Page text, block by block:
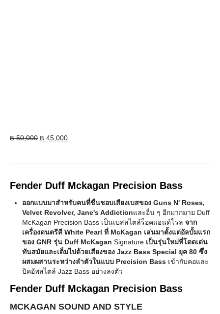
฿50,000 Original
฿ 45,000Current
Fender Duff Mckagan Precision Bass
ออกแบบมาสำหรับคนที่ชื่นชอบเสียงเบสของ Guns N' Roses,
Velvet Revolver, Jane's Addictionและอื่น ๆ อีกมากมาย Duff
McKagan Precision Bass เป็นเบสสไตล์ร็อคแอนด์โรล จาก
เครื่องดนตรีสี White Pearl ที่ McKagan เล่นมาตั้งแต่อัลบั้มแรก
ของ GNR รุ่น Duff McKagan Signature เป็นรุ่นใหม่ที่โดดเด่น
ทันสมัยและเต็มไปด้วยเสียงของ Jazz Bass Special ยุค 80 ซึ่ง
ผสมผสานระหว่างลำตัวในแบบ Precision Bass เข้ากับคอและ
ปิคอัพสไตล์ Jazz Bass อย่างลงตัว
Fender Duff Mckagan Precision Bass
MCKAGAN SOUND AND STYLE